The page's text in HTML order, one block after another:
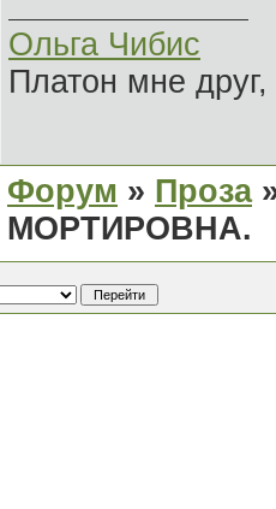
Ольга Чибис
Платон мне
Форум » Проза
МОРТИРОВНА.